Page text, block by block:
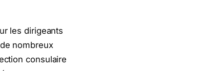
les dirigeants
nombreux
consulaire